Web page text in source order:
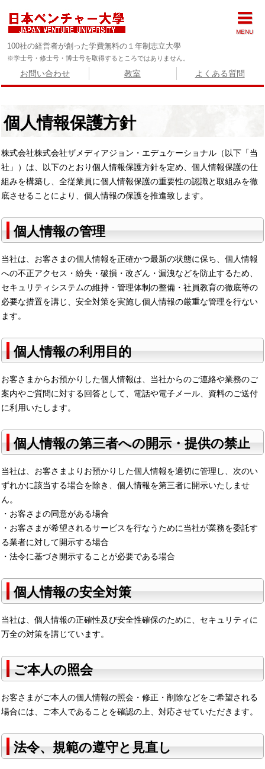
100社の経営者が創った学費無料の１年制志立大學
※学士号・修士号・博士号を取得するところではありません。
お問い合わせ 教室 よくある質問
個人情報保護方針
株式会社株式会社ザメディアジョン・エデュケーショナル（以下「当
社」）は、以下のとおり個人情報保護方針を定め、個人情報保護の仕
組みを構築し、全従業員に個人情報保護の重要性の認識と取組みを徹
底させることにより、個人情報の保護を推進致します。
個人情報の管理
当社は、お客さまの個人情報を正確かつ最新の状態に保ち、個人情報
への不正アクセス・紛失・破損・改ざん・漏洩などを防止するため、
セキュリティシステムの維持・管理体制の整備・社員教育の徹底等の
必要な措置を講じ、安全対策を実施し個人情報の厳重な管理を行ない
ます。
個人情報の利用目的
お客さまからお預かりした個人情報は、当社からのご連絡や業務のご
案内やご質問に対する回答として、電話や電子メール、資料のご送付
に利用いたします。
個人情報の第三者への開示・提供の禁止
当社は、お客さまよりお預かりした個人情報を適切に管理し、次のい
ずれかに該当する場合を除き、個人情報を第三者に開示いたしませ
ん。
・お客さまの同意がある場合
・お客さまが希望されるサービスを行なうために当社が業務を委託す
る業者に対して開示する場合
・法令に基づき開示することが必要である場合
個人情報の安全対策
当社は、個人情報の正確性及び安全性確保のために、セキュリティに
万全の対策を講じています。
ご本人の照会
お客さまがご本人の個人情報の照会・修正・削除などをご希望される
場合には、ご本人であることを確認の上、対応させていただきます。
法令、規範の遵守と見直し
MENU